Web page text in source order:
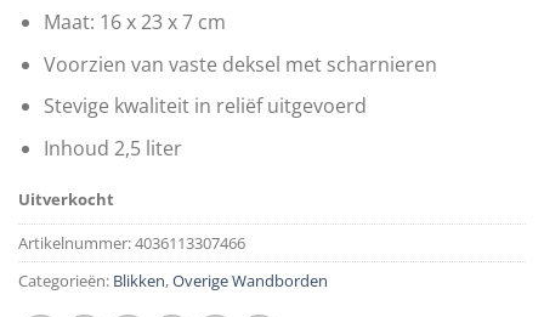
Maat: 16 x 23 x 7 cm
Voorzien van vaste deksel met scharnieren
Stevige kwaliteit in reliëf uitgevoerd
Inhoud 2,5 liter
Uitverkocht
Artikelnummer:4036113307466
Categorieën: Blikken,Overige Wandborden